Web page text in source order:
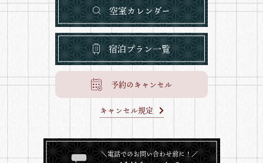
空室カレンダー
宿泊プラン一覧
予約のキャンセル
キャンセル規定
＼電話でのお問い合わせ前に！／